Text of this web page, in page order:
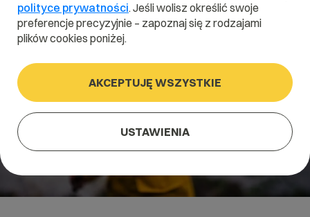
polityce prywatności. Jeśli wolisz określić swoje
preferencje precyzyjnie – zapoznaj się z rodzajami
plików cookies poniżej.
AKCEPTUJĘ WSZYSTKIE
USTAWIENIA